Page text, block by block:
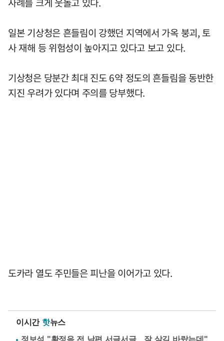
일본 기상청은 흔들림이 강했던 지역에서 가옥 붕괴, 토
사 재해 등 위험성이 높아지고 있다고 보고 있다.
기상청은 당분간 최대 진도 6약 정도의 흔들림을 동반한
지진 우려가 있다며 주의를 당부했다.
도카라 열도 주민들은 피난을 이어가고 있다.
이시간 핫뉴스
정보석 "황정음 전 남편 서글서글…잘 살길 바랐는데"